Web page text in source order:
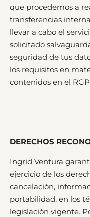
que procedemos a
transferencias
llevar a cabo el
solicitado
seguridad de tus
los requisitos en
contenidos en el
DERECHOS
Ingrid Ventura
ejercicio de los
cancelación,
portabilidad, en los
legislación vigente.